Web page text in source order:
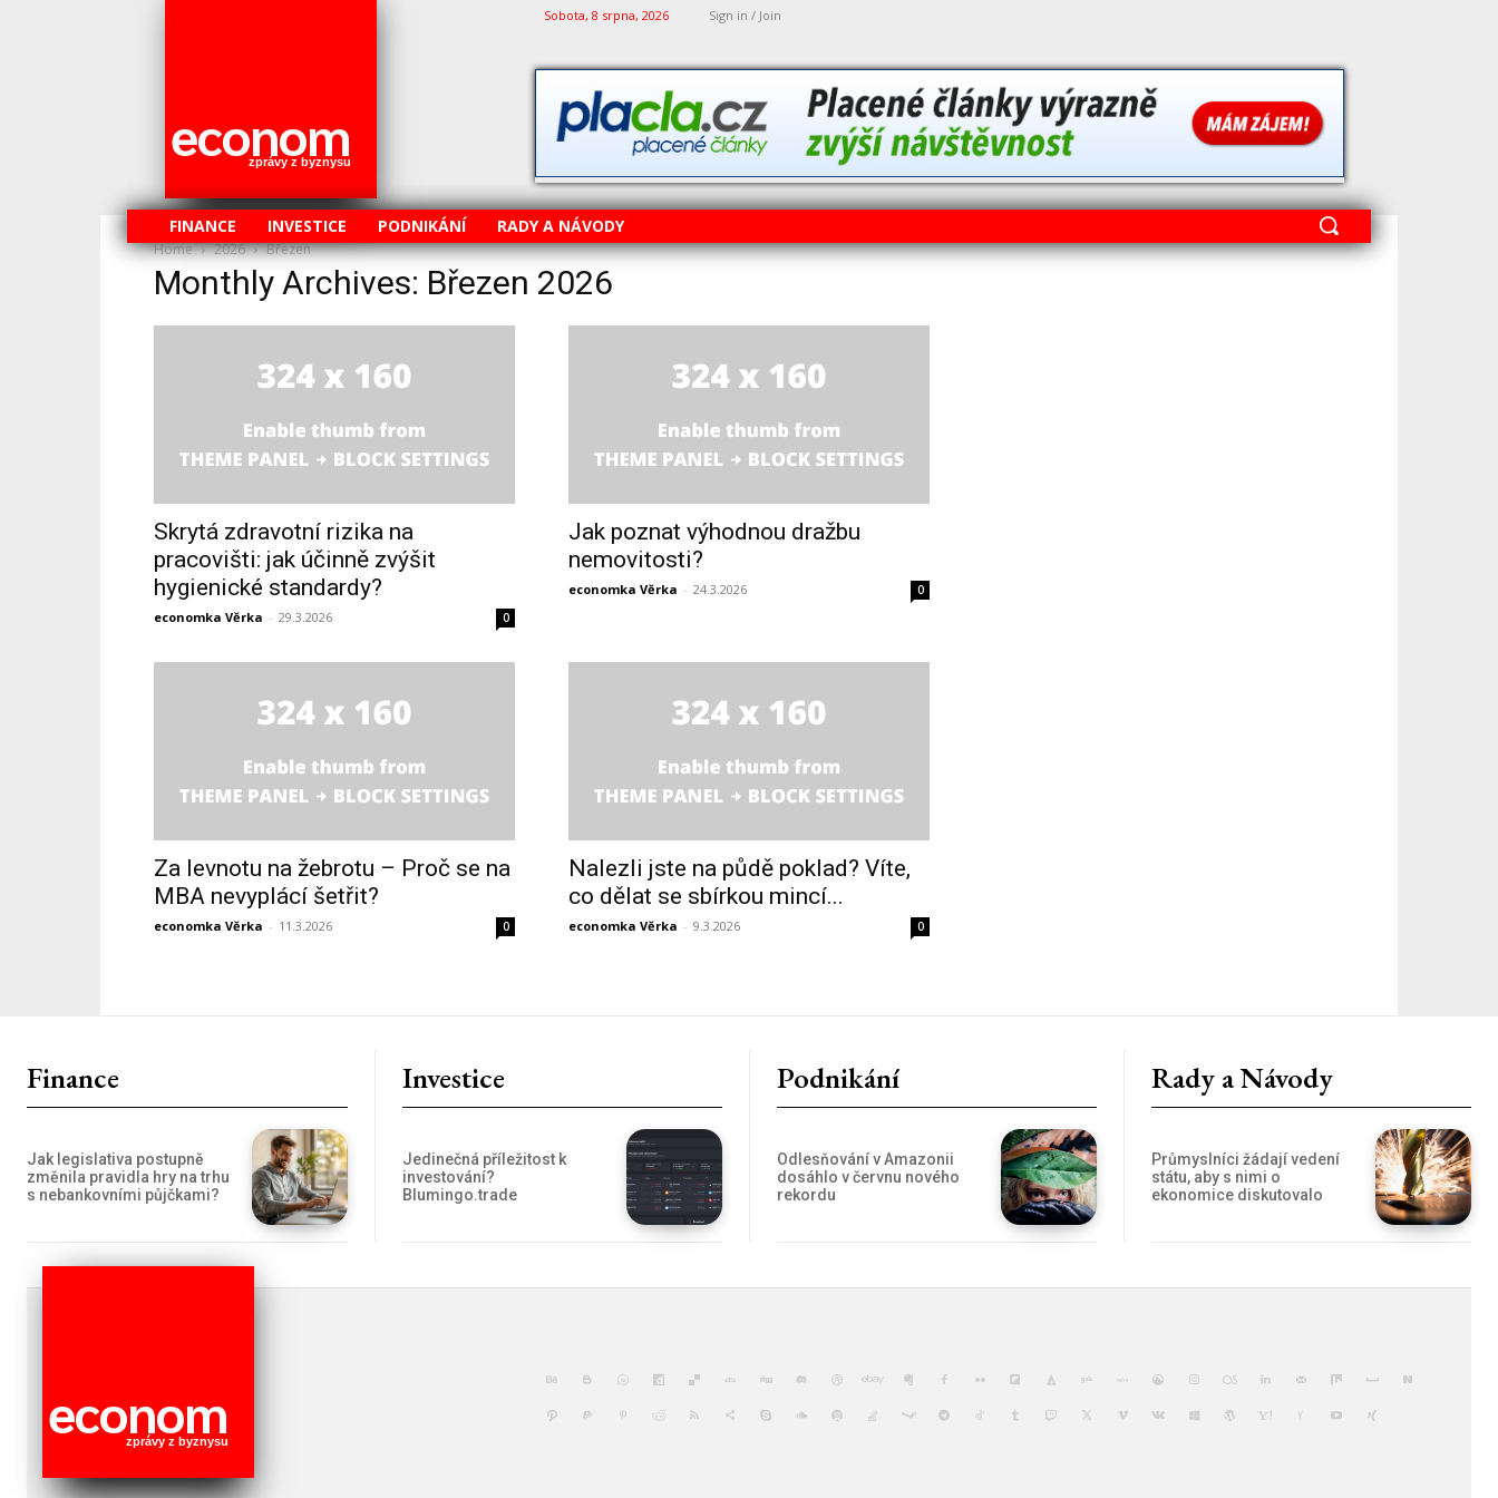
Sobota, 8 srpna, 2026 Sign in / Join
econom
zprávy z byznysu
FINANCE INVESTICE PODNIKÁNÍ RADY A NÁVODY
Home 2026 Březen
Monthly Archives: Březen 2026
Skrytá zdravotní rizika na
pracovišti: jak účinně zvýšit
hygienické standardy?
economka Věrka - 29.3.2026 0
Jak poznat výhodnou dražbu
nemovitosti?
economka Věrka - 24.3.2026 0
Za levnotu na žebrotu – Proč se na
MBA nevyplácí šetřit?
economka Věrka - 11.3.2026 0
Nalezli jste na půdě poklad? Víte,
co dělat se sbírkou mincí...
economka Věrka - 9.3.2026 0
Finance
Jak legislativa postupně
změnila pravidla hry na trhu
s nebankovními půjčkami?
Investice
Jedinečná příležitost k
investování?
Blumingo.trade
Podnikání
Odlesňování v Amazonii
dosáhlo v červnu nového
rekordu
Rady a Návody
Průmyslníci žádají vedení
státu, aby s nimi o
ekonomice diskutovalo
econom
zprávy z byznysu